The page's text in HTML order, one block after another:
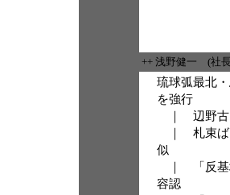
++ 浅野健一 (社
琉球弧最北
を強行
｜ 辺野古
｜ 札束ば
似
｜ 「反基
容認